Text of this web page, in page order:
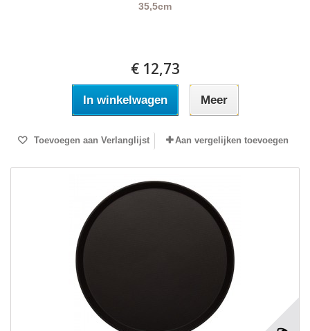
35,5cm
€ 12,73
In winkelwagen Meer
Toevoegen aan Verlanglijst Aan vergelijken toevoegen